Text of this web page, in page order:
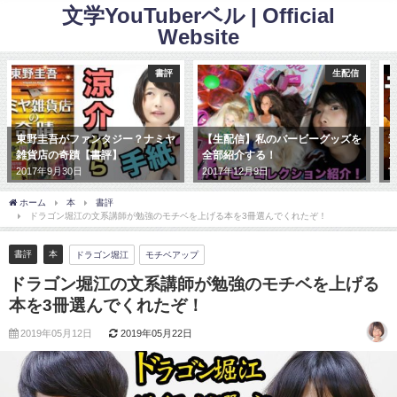
文学YouTuberベル | Official
Website
書評
東野圭吾がファンタジー？ナミヤ
雑貨店の奇蹟【書評】
2017年9月30日
生配信
【生配信】私のバービーグッズを
全部紹介する！
2017年12月9日
ホーム 本
書評
ドラゴン堀江の文系講師が勉強のモチベを上げる本を3冊選んでくれたぞ！
書評 本 ドラゴン堀江 モチベアップ
ドラゴン堀江の文系講師が勉強のモチベを上げる
本を3冊選んでくれたぞ！
2019年05月12日 2019年05月22日